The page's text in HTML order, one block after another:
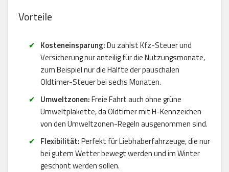
Vorteile
Kosteneinsparung:Du zahlst Kfz-Steuer und
Versicherung nur anteilig für die Nutzungsmonate,
zum Beispiel nur die Hälfte der pauschalen
Oldtimer-Steuer bei sechs Monaten.
Umweltzonen:Freie Fahrt auch ohne grüne
Umweltplakette, da Oldtimer mit H-Kennzeichen
von den Umweltzonen-Regeln ausgenommen sind.
Flexibilität:Perfekt für Liebhaberfahrzeuge, die nur
bei gutem Wetter bewegt werden und im Winter
geschont werden sollen.